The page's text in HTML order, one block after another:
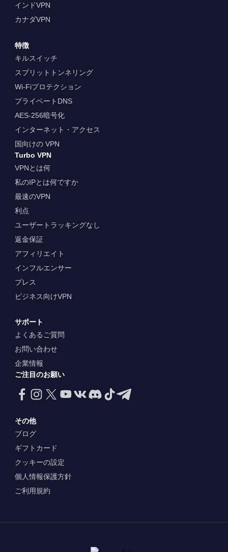
インドVPN
カナダVPN
特徴
キルスイッチ
スプリットトンネリング
Wi-Fiプロテクション
プライベートDNS
AES-256暗号化
インターネット・アクセス
国向けの VPN
Turbo VPN
VPNとは何
私のIPとは何ですか
最速のVPN
利点
ユーザートラッキングなし
返金保証
アフィリエイト
インフルエンサー
プレス
ビジネス向けVPN
サポート
よくあるご質問
お問い合わせ
企業情報
ご注目のお願い
その他
ブログ
ギフトカード
クッキーの設定
個人情報保護方針
ご利用規約